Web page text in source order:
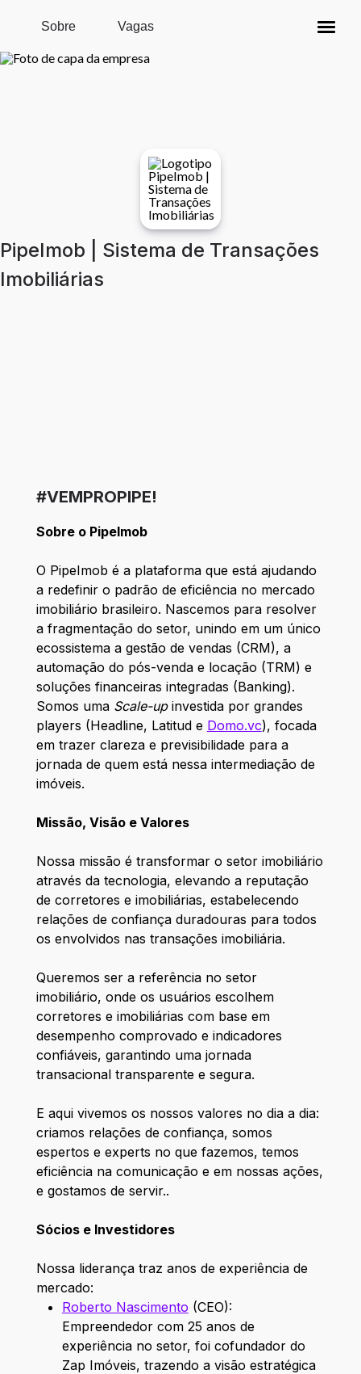
Pular para o conteúdo principal
Sobre Vagas
PipeImob | Sistema de Transações
Imobiliárias
#VEMPROPIPE!
Sobre o PipeImob
O PipeImob é a plataforma que está ajudando
a redefinir o padrão de eficiência no mercado
imobiliário brasileiro. Nascemos para resolver
a fragmentação do setor, unindo em um único
ecossistema a gestão de vendas (CRM), a
automação do pós-venda e locação (TRM) e
soluções financeiras integradas (Banking).
Somos uma Scale-upinvestida por grandes
players (Headline, Latitud e Domo.vc), focada
em trazer clareza e previsibilidade para a
jornada de quem está nessa intermediação de
imóveis.
Missão, Visão e Valores
Nossa missão é transformar o setor imobiliário
através da tecnologia, elevando a reputação
de corretores e imobiliárias, estabelecendo
relações de confiança duradouras para todos
os envolvidos nas transações imobiliária.
Queremos ser a referência no setor
imobiliário, onde os usuários escolhem
corretores e imobiliárias com base em
desempenho comprovado e indicadores
confiáveis, garantindo uma jornada
transacional transparente e segura.
E aqui vivemos os nossos valores no dia a dia:
criamos relações de confiança, somos
espertos e experts no que fazemos, temos
eficiência na comunicação e em nossas ações,
e gostamos de servir..
Sócios e Investidores
Nossa liderança traz anos de experiência de
mercado:
Roberto Nascimento (CEO):
Empreendedor com 25 anos de
experiência no setor, foi cofundador do
Zap Imóveis, trazendo a visão estratégica